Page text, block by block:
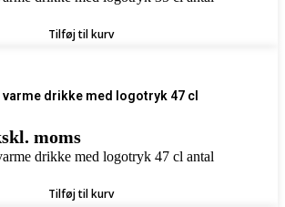
Tilføj til kurv
drikke med logotryk 47 cl
moms
drikke med logotryk 47 cl antal
Tilføj til kurv